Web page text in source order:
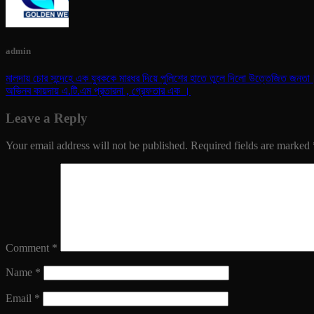
admin
মালদায় চোর সন্দেহে এক যুবককে মারধর দিয়ে পুলিশের হাতে তুলে দিলো উত্তেজিত
অভিনব কায়দায় এ.টি.এম প্রতারনা , গ্রেফতার এক ।
Leave a Reply
Your email address will not be published. Required fields are marked
Comment *
Name *
Email *